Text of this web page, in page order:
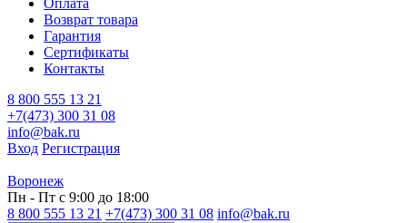
Возврат товара
Гарантия
Сертификаты
Контакты
8 800 555 13 21
+7(473) 300 31 08
info@bak.ru
Вход Регистрация
Воронеж
Пн - Пт с 9:00 до 18:00
8 800 555 13 21 +7(473) 300 31 08 info@bak.ru